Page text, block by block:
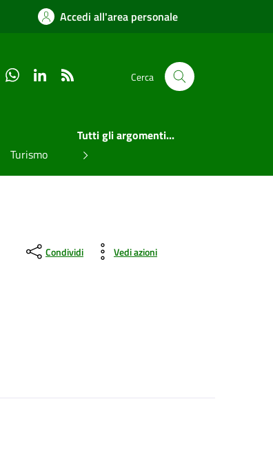
Accedi all'area personale
YouTube WhatsAppLinkedIn Cerca
Turismo
Tutti gli argomenti...
Condividi Vedi azioni